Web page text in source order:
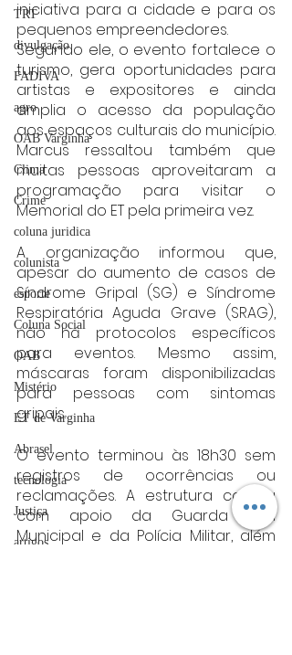
TRT
divulgação
FADIVA
agro
OAB Varginha
Clima
Crime
coluna juridica
colunista
esporte
Coluna Social
OAB
Mistério
ET de Varginha
Abrasel
tecnologia
Justiça
artigos
iniciativa para a cidade e para os
pequenos empreendedores.
Segundo ele, o evento fortalece o
turismo, gera oportunidades para
artistas e expositores e ainda
amplia o acesso da população
aos espaços culturais do município.
Marcus ressaltou também que
muitas pessoas aproveitaram a
programação para visitar o
Memorial do ET pela primeira vez.
A organização informou que,
apesar do aumento de casos de
Síndrome Gripal (SG) e Síndrome
Respiratória Aguda Grave (SRAG),
não há protocolos específicos
para eventos. Mesmo assim,
máscaras foram disponibilizadas
para pessoas com sintomas
gripais.
O evento terminou às 18h30 sem
registros de ocorrências ou
reclamações. A estrutura contou
com apoio da Guarda Civil
Municipal e da Polícia Militar, além